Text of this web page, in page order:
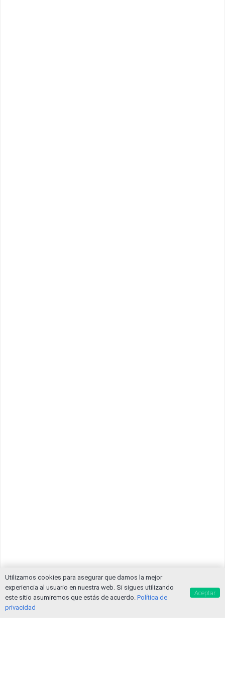
Utilizamos cookies para asegurar que damos la mejor
experiencia al usuario en nuestra web. Si sigues utilizando
este sitio asumiremos que estás de acuerdo. Política de
privacidad
Aceptar